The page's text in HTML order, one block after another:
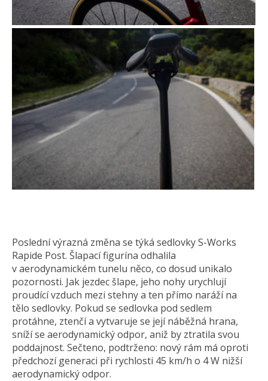
Poslední výrazná změna se týká sedlovky S-Works
Rapide Post. Šlapací figurína odhalila
v aerodynamickém tunelu něco, co dosud unikalo
pozornosti. Jak jezdec šlape, jeho nohy urychlují
proudící vzduch mezi stehny a ten přímo naráží na
tělo sedlovky. Pokud se sedlovka pod sedlem
protáhne, ztenčí a vytvaruje se její náběžná hrana,
sníží se aerodynamický odpor, aniž by ztratila svou
poddajnost. Sečteno, podtrženo: nový rám má oproti
předchozí generaci při rychlosti 45 km/h o 4 W nižší
aerodynamický odpor.